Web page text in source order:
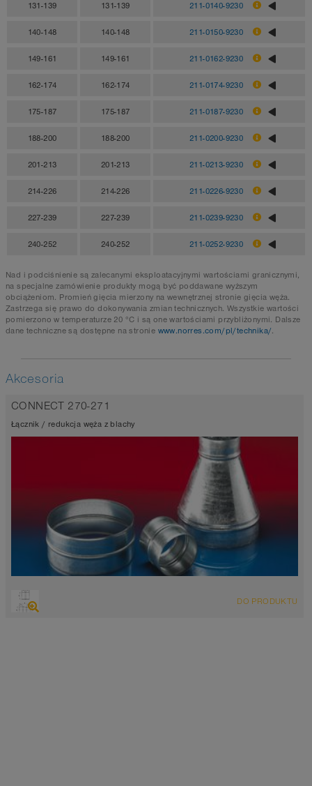
131-139 131-139 211-0140-9230
140-148 140-148 211-0150-9230
149-161 149-161 211-0162-9230
162-174 162-174 211-0174-9230
175-187 175-187 211-0187-9230
188-200 188-200 211-0200-9230
201-213 201-213 211-0213-9230
214-226 214-226 211-0226-9230
227-239 227-239 211-0239-9230
240-252 240-252 211-0252-9230
Nad i podciśnienie są zalecanymi eksploatacyjnymi wartościami granicznymi,
na specjalne zamówienie produkty mogą być poddawane wyższym
obciążeniom. Promień gięcia mierzony na wewnętrznej stronie gięcia węża.
Zastrzega się prawo do dokonywania zmian technicznych. Wszystkie wartości
pomierzono w temperaturze 20 °C i są one wartościami przybliżonymi. Dalsze
dane techniczne są dostępne na stronie www.norres.com/pl/technika/.
Akcesoria
CONNECT 270-271
Łącznik / redukcja węża z blachy
DO PRODUKTU